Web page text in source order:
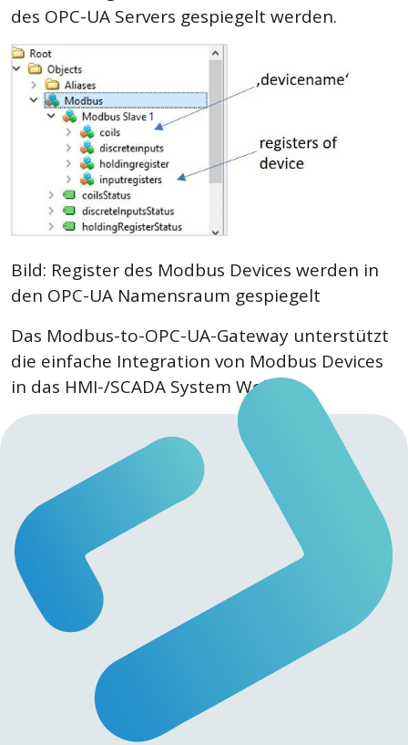
des OPC-UA Servers gespiegelt werden.
Bild: Register des Modbus Devices werden in
den OPC-UA Namensraum gespiegelt
Das Modbus-to-OPC-UA-Gateway unterstützt
die einfache Integration von Modbus Devices
in das HMI-/SCADA System WebIQ.